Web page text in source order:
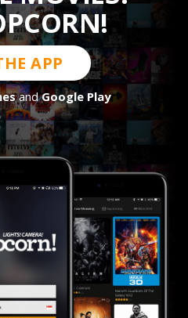
APP
andGoogle Play